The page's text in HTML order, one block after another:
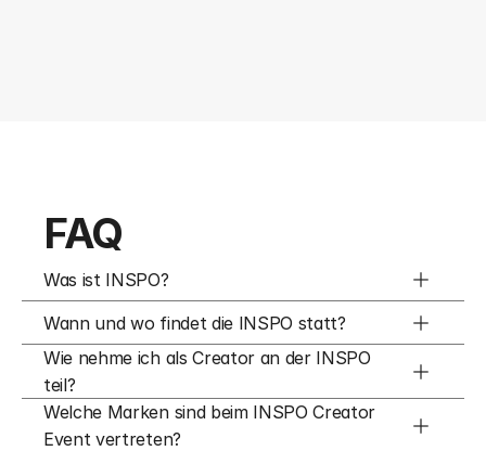
FAQ
Was ist INSPO?
Wann und wo findet die INSPO statt?
Wie nehme ich als Creator an der INSPO
teil?
Welche Marken sind beim INSPO Creator
Event vertreten?